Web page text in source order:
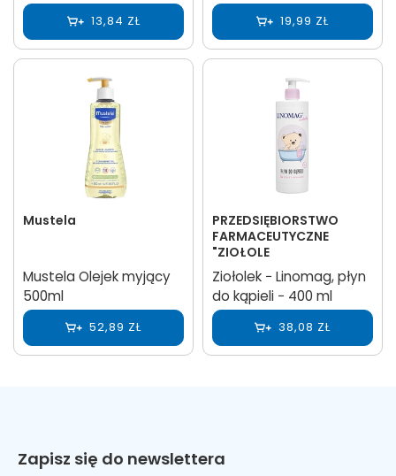
13,84 ZŁ 19,99 ZŁ
Mustela
Mustela Olejek myjący
500ml
52,89 ZŁ
PRZEDSIĘBIORSTWO
FARMACEUTYCZNE
"ZIOŁOLE
Ziołolek − Linomag, płyn
do kąpieli − 400 ml
38,08 ZŁ
Zapisz się do newslettera